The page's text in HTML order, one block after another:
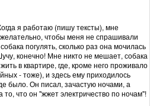
я работаю (пишу тексты), мне
чтобы меня не спрашивали
погулять, сколько раз она мочилась
конечно! Мне никто не мешает, собака
в квартире, где, кроме него проживало
- тоже), и здесь ему приходилось
было. Он писал, зачастую ночами, а
то, что он "жжет электричество по ночам"!